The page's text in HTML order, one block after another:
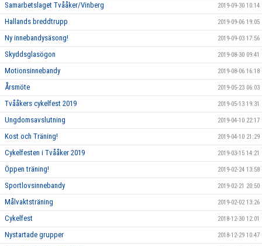
Samarbetslaget Tvååker/Vinberg 2019-09-30 10:14
Hallands breddtrupp 2019-09-06 19:05
Ny innebandysäsong! 2019-09-03 17:56
Skyddsglasögon 2019-08-30 09:41
Motionsinnebandy 2019-08-06 16:18
Årsmöte 2019-05-23 06:03
Tvååkers cykelfest 2019 2019-05-13 19:31
Ungdomsavslutning 2019-04-10 22:17
Kost och Träning! 2019-04-10 21:29
Cykelfesten i Tvååker 2019 2019-03-15 14:21
Öppen träning! 2019-02-24 13:58
Sportlovsinnebandy 2019-02-21 20:50
Målvaktsträning 2019-02-02 13:26
Cykelfest 2018-12-30 12:01
Nystartade grupper 2018-12-29 10:47